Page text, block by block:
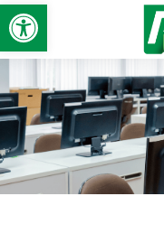
פתח